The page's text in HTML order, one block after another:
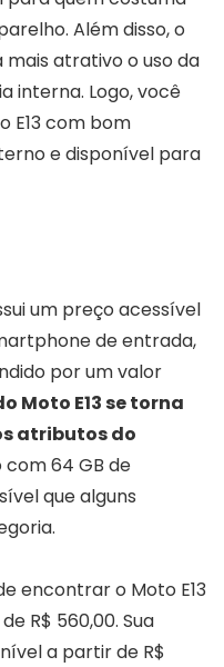
Além disso, o
atrativo o uso da
interna. Logo, você
E13 com bom
e disponível para
um preço acessível
de entrada,
por um valor
Moto E13 se torna
atributos do
com 64 GB de
que alguns
encontrar o Moto E13
R$ 560,00. Sua
a partir de R$